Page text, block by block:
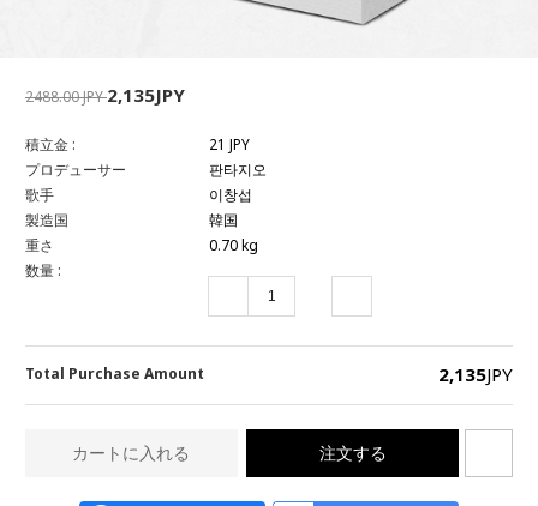
2488.00 JPY2,135JPY
積立金 :
21 JPY
プロデューサー
판타지오
歌手
이창섭
製造国
韓国
重さ
0.70 kg
数量 :
Total Purchase Amount 2,135JPY
カートに入れる 注文する